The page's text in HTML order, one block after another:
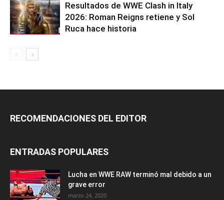
Resultados de WWE Clash in Italy
2026: Roman Reigns retiene y Sol
Ruca hace historia
RECOMENDACIONES DEL EDITOR
ENTRADAS POPULARES
Lucha en WWE RAW terminó mal debido a un
grave error
marzo 24, 2020